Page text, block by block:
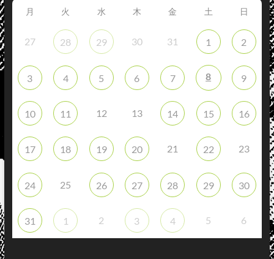
月 火 水 木 金 土 日
27 28 29 30 31 1 2
3 4 5 6 7 8 9
10 11 12 13 14 15 16
17 18 19 20 21 22 23
24 25 26 27 28 29 30
31 1 2 3 4 5 6